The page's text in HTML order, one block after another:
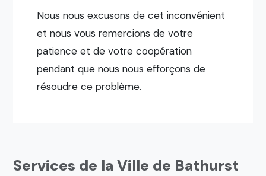
Nous nous excusons de cet inconvénient
et nous vous remercions de votre
patience et de votre coopération
pendant que nous nous efforçons de
résoudre ce problème.
Services de la Ville de Bathurst